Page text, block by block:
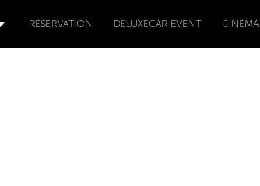
RÉSERVATION DELUXECAR EVENT CINÉMA